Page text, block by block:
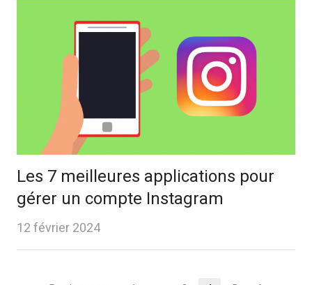
Les 7 meilleures applications pour
gérer un compte Instagram
12 février 2024